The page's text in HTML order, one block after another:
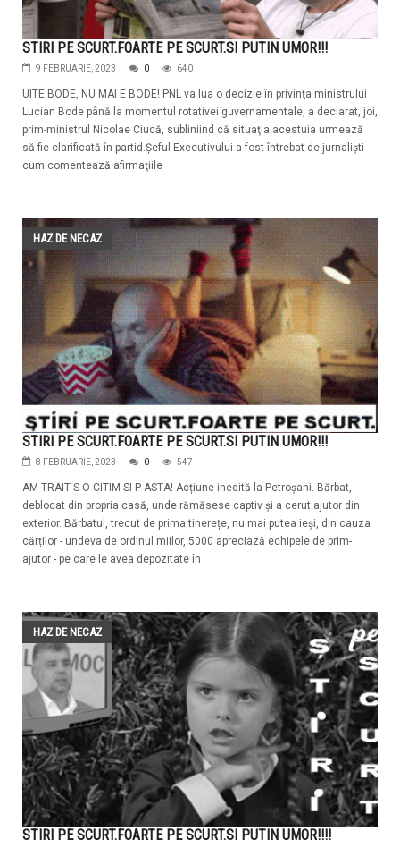
STIRI PE SCURT.FOARTE PE SCURT.SI PUTIN UMOR!!!
9 FEBRUARIE, 2023 0 640
UITE BODE, NU MAI E BODE! PNL va lua o decizie în privinţa ministrului
Lucian Bode până la momentul rotativei guvernamentale, a declarat, joi,
prim-ministrul Nicolae Ciucă, subliniind că situaţia acestuia urmează
să fie clarificată în partid.Şeful Executivului a fost întrebat de jurnalişti
cum comentează afirmaţiile
HAZ DE NECAZ
STIRI PE SCURT.FOARTE PE SCURT.SI PUTIN UMOR!!!
8 FEBRUARIE, 2023 0 547
AM TRAIT S-O CITIM SI P-ASTA! Acțiune inedită la Petroșani. Bărbat,
deblocat din propria casă, unde rămăsese captiv și a cerut ajutor din
exterior. Bărbatul, trecut de prima tinerețe, nu mai putea ieși, din cauza
cărților - undeva de ordinul miilor, 5000 apreciază echipele de prim-
ajutor - pe care le avea depozitate în
HAZ DE NECAZ
STIRI PE SCURT.FOARTE PE SCURT.SI PUTIN UMOR!!!!